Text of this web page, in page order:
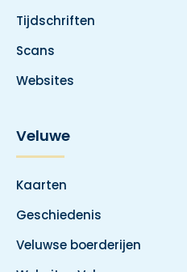
Tijdschriften
Scans
Websites
Veluwe
Kaarten
Geschiedenis
Veluwse boerderijen